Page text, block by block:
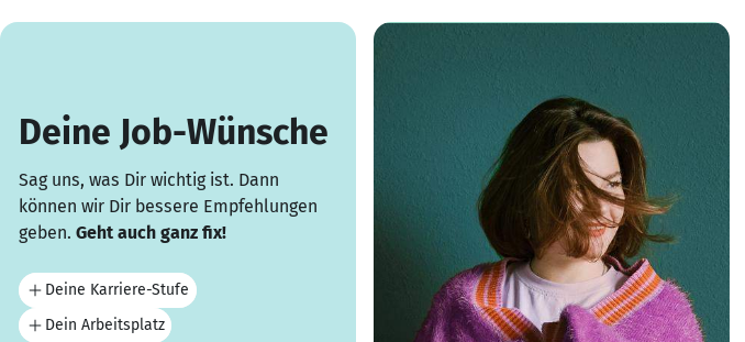
Deine Job-Wünsche
Sag uns, was Dir wichtig ist. Dann
können wir Dir bessere Empfehlungen
geben. Geht auch ganz fix!
Deine Karriere-Stufe
Dein Arbeitsplatz